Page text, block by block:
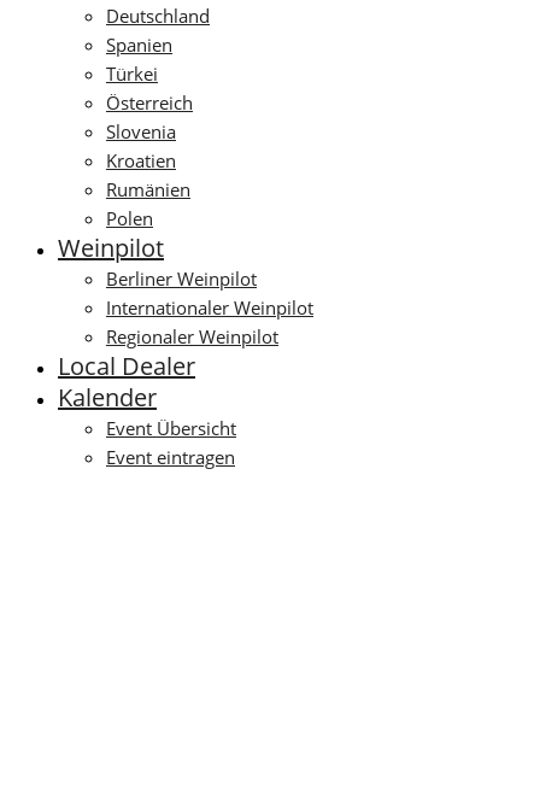
Deutschland
Spanien
Türkei
Österreich
Slovenia
Kroatien
Rumänien
Polen
Weinpilot
Berliner Weinpilot
Internationaler Weinpilot
Regionaler Weinpilot
Local Dealer
Kalender
Event Übersicht
Event eintragen